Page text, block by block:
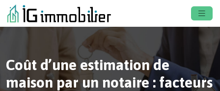
Coût d’une estimation de
maison par un notaire : facteurs